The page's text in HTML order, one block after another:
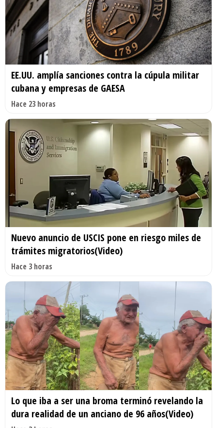
EE.UU. amplía sanciones contra la cúpula militar
cubana y empresas de GAESA
Hace 23 horas
Nuevo anuncio de USCIS pone en riesgo miles de
trámites migratorios(Video)
Hace 3 horas
Lo que iba a ser una broma terminó revelando la
dura realidad de un anciano de 96 años(Video)